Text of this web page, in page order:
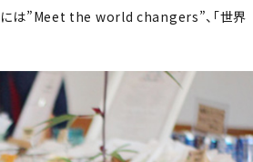
には”Meet the world changers”、「世界